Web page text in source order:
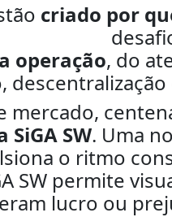
criado por
operação, do
mercado,
SW. Uma
o ritmo
SW permite
lucro ou